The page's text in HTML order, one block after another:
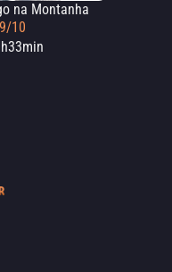
na Montanha
10